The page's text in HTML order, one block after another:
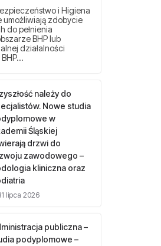
i Higiena
umożliwiają zdobycie
do pełnienia
BHP lub
działalności
należy do
Nowe studia
w
Śląskiej
drzwi do
zawodowego –
kliniczna oraz
lipca 2026
publiczna –
podyplomowe –